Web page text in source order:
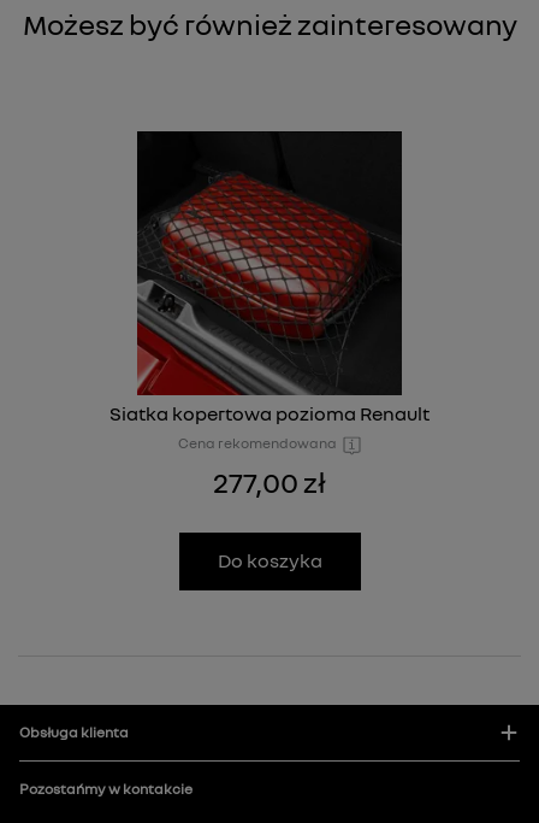
Możesz być również zainteresowany
Siatka kopertowa pozioma Renault
Cena rekomendowana
277,00 zł
Do koszyka
Obsługa klienta
Pozostańmy w kontakcie